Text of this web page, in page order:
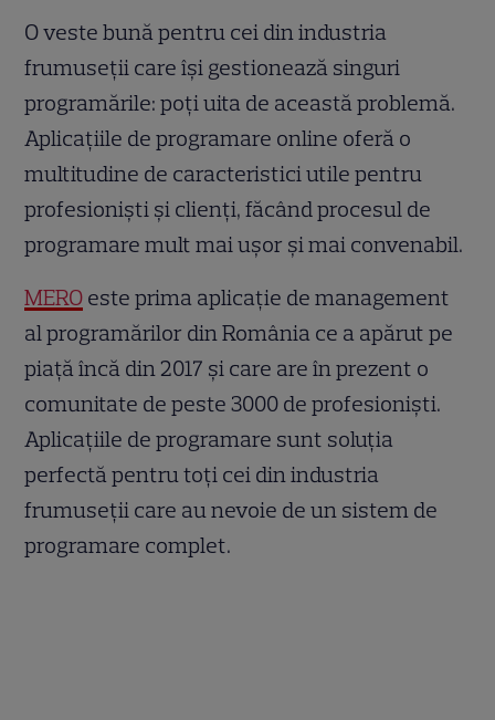
O veste bună pentru cei din industria
frumuseții care își gestionează singuri
programările: poți uita de această problemă.
Aplicațiile de programare online oferă o
multitudine de caracteristici utile pentru
profesioniști și clienți, făcând procesul de
programare mult mai ușor și mai convenabil.
MERO este prima aplicaţie de management
al programărilor din România ce a apărut pe
piață încă din 2017 și care are în prezent o
comunitate de peste 3000 de profesioniști.
Aplicațiile de programare sunt soluția
perfectă pentru toți cei din industria
frumuseții care au nevoie de un sistem de
programare complet.